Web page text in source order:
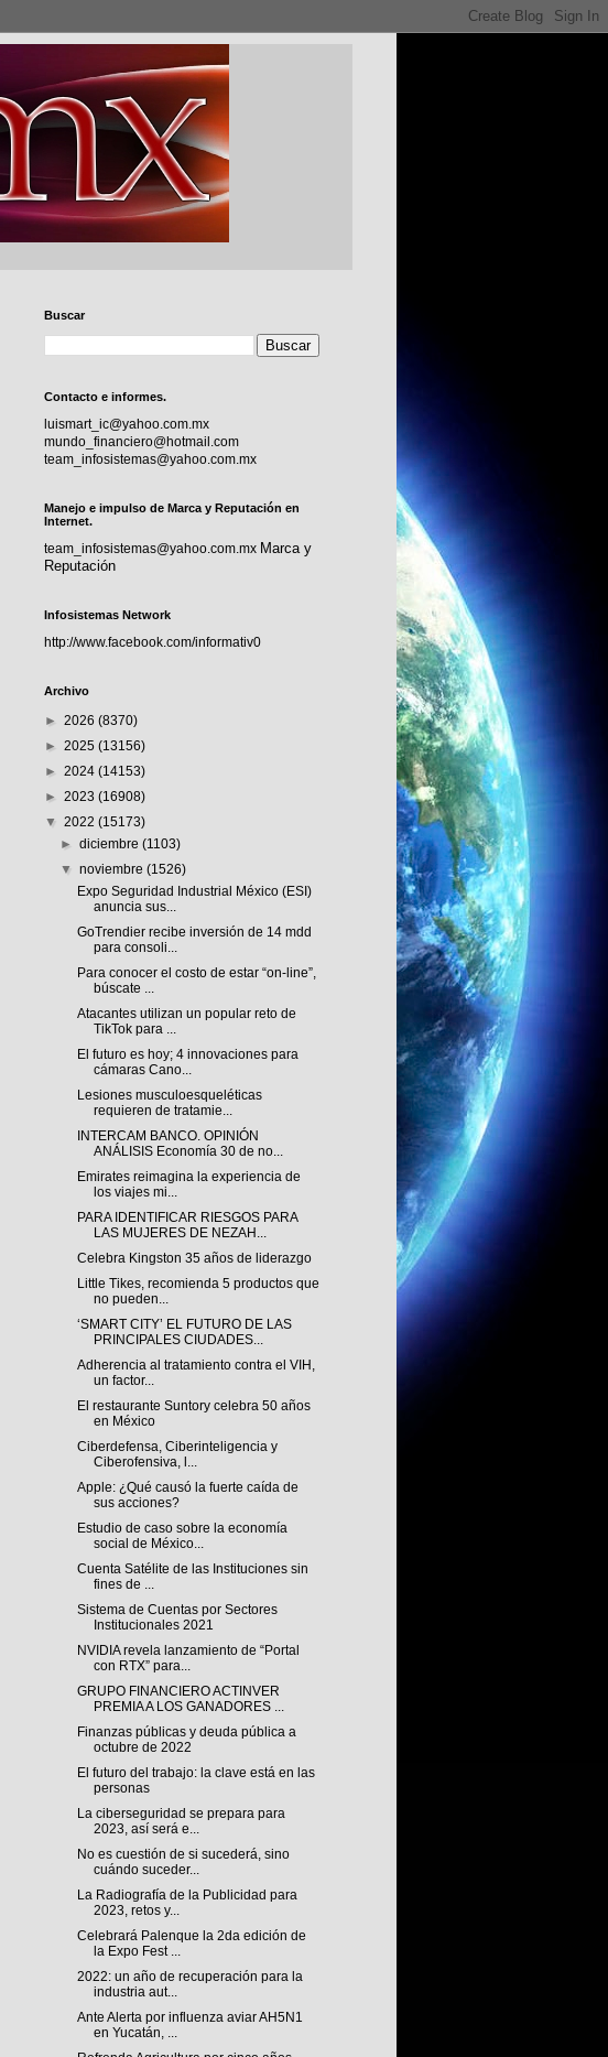
Buscar
Contacto e informes.
luismart_ic@yahoo.com.mx
mundo_financiero@hotmail.com
team_infosistemas@yahoo.com.mx
Manejo e impulso de Marca y Reputación en
Internet.
team_infosistemas@yahoo.com.mx Marca y
Reputación
Infosistemas Network
http://www.facebook.com/informativ0
Archivo
► 2026 (8370)
► 2025 (13156)
► 2024 (14153)
► 2023 (16908)
▼ 2022 (15173)
►diciembre(1103)
▼noviembre(1526)
Expo Seguridad Industrial México (ESI)
anuncia sus...
GoTrendier recibe inversión de 14 mdd
para consoli...
Para conocer el costo de estar “on-line”,
búscate ...
Atacantes utilizan un popular reto de
TikTok para ...
El futuro es hoy; 4 innovaciones para
cámaras Cano...
Lesiones musculoesqueléticas
requieren de tratamie...
INTERCAM BANCO. OPINIÓN
ANÁLISIS Economía 30 de no...
Emirates reimagina la experiencia de
los viajes mi...
PARA IDENTIFICAR RIESGOS PARA
LAS MUJERES DE NEZAH...
Celebra Kingston 35 años de liderazgo
Little Tikes, recomienda 5 productos que
no pueden...
‘SMART CITY’ EL FUTURO DE LAS
PRINCIPALES CIUDADES...
Adherencia al tratamiento contra el VIH,
un factor...
El restaurante Suntory celebra 50 años
en México
Ciberdefensa, Ciberinteligencia y
Ciberofensiva, l...
Apple: ¿Qué causó la fuerte caída de
sus acciones?
Estudio de caso sobre la economía
social de México...
Cuenta Satélite de las Instituciones sin
fines de ...
Sistema de Cuentas por Sectores
Institucionales 2021
NVIDIA revela lanzamiento de “Portal
con RTX” para...
GRUPO FINANCIERO ACTINVER
PREMIA A LOS GANADORES ...
Finanzas públicas y deuda pública a
octubre de 2022
El futuro del trabajo: la clave está en las
personas
La ciberseguridad se prepara para
2023, así será e...
No es cuestión de si sucederá, sino
cuándo suceder...
La Radiografía de la Publicidad para
2023, retos y...
Celebrará Palenque la 2da edición de
la Expo Fest ...
2022: un año de recuperación para la
industria aut...
Ante Alerta por influenza aviar AH5N1
en Yucatán, ...